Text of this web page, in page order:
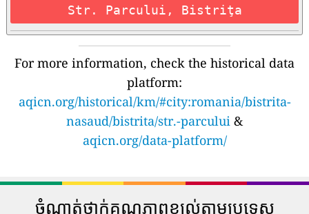
Str. Parcului, Bistriţa
For more information, check the historical data
platform:
aqicn.org/historical/km/#city:romania/bistrita-
nasaud/bistrita/str.-parcului &
aqicn.org/data-platform/
ចំណាត់ថ្នាក់គុណភាពខ្យល់តាមប្រទេស